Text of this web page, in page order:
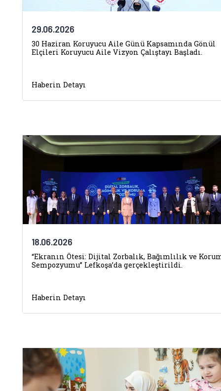
29.06.2026
30 Haziran Koruyucu Aile Günü Kapsamında Gönül
Elçileri Koruyucu Aile Vizyon Çalıştayı Başladı.
Haberin Detayı
18.06.2026
“Ekranın Ötesi: Dijital Zorbalık, Bağımlılık ve
Sempozyumu” Lefkoşa’da gerçekleştirildi.
Haberin Detayı